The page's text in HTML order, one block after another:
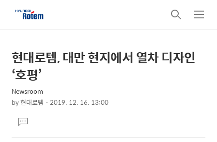
검
색
메
뉴
상
세
컨
텐
본
문
제
목
현대로템, 대만 현지에서 열차 디자인
‘호평’
Newsroom
by현대로템 2019. 12. 16. 13:00
문댓
글